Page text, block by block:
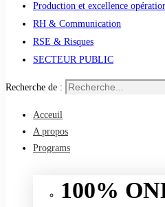
Production et excellence
RH & Communication
RSE & Risques
SECTEUR PUBLIC
Recherche de :
Acceuil
A propos
Programs
100%